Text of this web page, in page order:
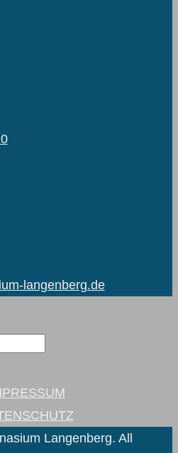
langenberg.de
Langenberg. All